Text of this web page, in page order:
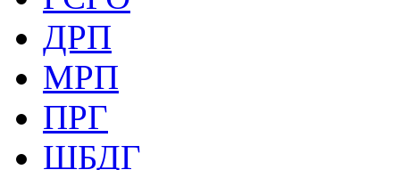
ДРП
МРП
ПРГ
ШБДГ